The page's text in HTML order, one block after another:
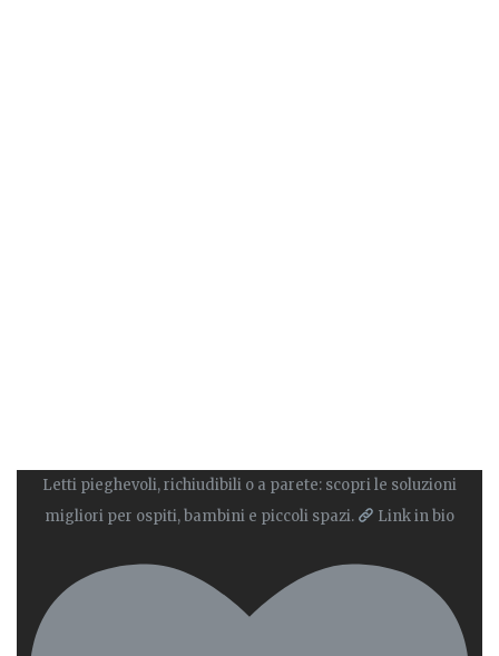
Letti pieghevoli, richiudibili o a parete: scopri le soluzioni
migliori per ospiti, bambini e piccoli spazi.
Link in bio